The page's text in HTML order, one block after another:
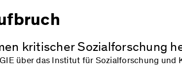
kritischer Sozialforschung
über das Institut für Sozialforschung und